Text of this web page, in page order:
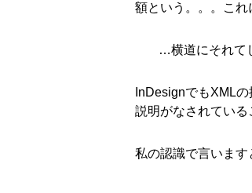
額という。。。こ
…横道にそれて
InDesignでもXML
説明がなされている
私の認識で言いま